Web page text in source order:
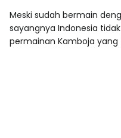
Meski sudah bermain
sayangnya Indonesia
permainan Kamboja yang